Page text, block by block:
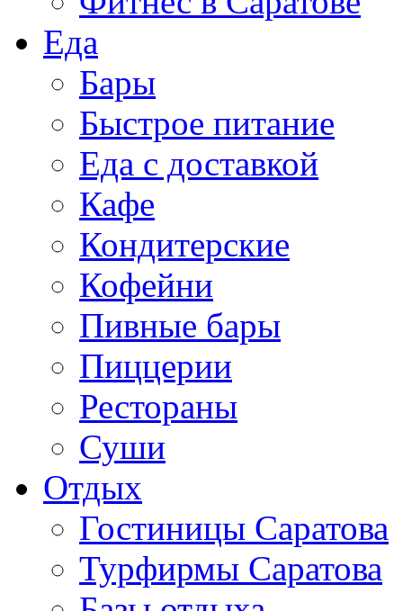
Еда
Бары
Быстрое питание
Еда с доставкой
Кафе
Кондитерские
Кофейни
Пивные бары
Пиццерии
Рестораны
Суши
Отдых
Гостиницы Саратова
Турфирмы Саратова